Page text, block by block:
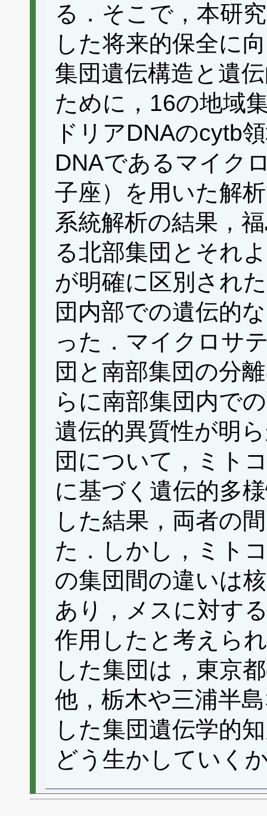
る．そこで，本研
した将来的保全に
集団遺伝構造と遺
ために，16の地域
ドリアDNAのcytb
DNAであるマイク
子座）を用いた解
系統解析の結果，
る北部集団とそれ
が明確に区別され
団内部での遺伝的
った．マイクロサ
団と南部集団の分
らに南部集団内で
遺伝的異質性が明
団について，ミト
に基づく遺伝的多
した結果，両者の
た．しかし，ミト
の集団間の違いは
あり，メスに対す
作用したと考えら
した集団は，東京
他，栃木や三浦半
した集団遺伝学的
どう生かしていく